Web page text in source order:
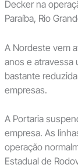
Decker na
Paraíba, Rio
A Nordeste vem
anos e atravessa
bastante
empresas.
A Portaria
empresa. As
operação
Estadual de